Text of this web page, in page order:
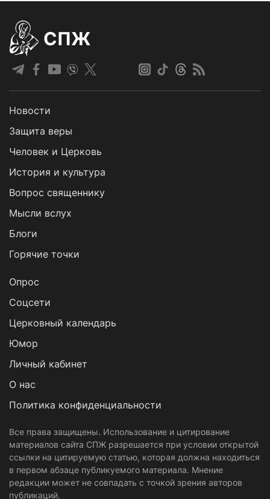
СПЖ
Новости
Защита веры
Человек и Церковь
История и культура
Вопрос священнику
Мысли вслух
Блоги
Горячие точки
Опрос
Cоцсети
Церковный календарь
Юмор
Личный кабинет
О нас
Политика конфиденциальности
Все права защищены. Использование и цитирование
материалов сайта СПЖ разрешается при условии открытой
ссылки на цитируемую статью, которая должна находиться
в первом абзаце публикуемого материала. Мнение
редакции может не совпадать с точкой зрения авторов
публикаций.